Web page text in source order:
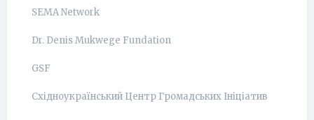
SEMA Network
Dr. Denis Mukwege Fundation
GSF
Східноукраїнський Центр Громадських Ініціатив